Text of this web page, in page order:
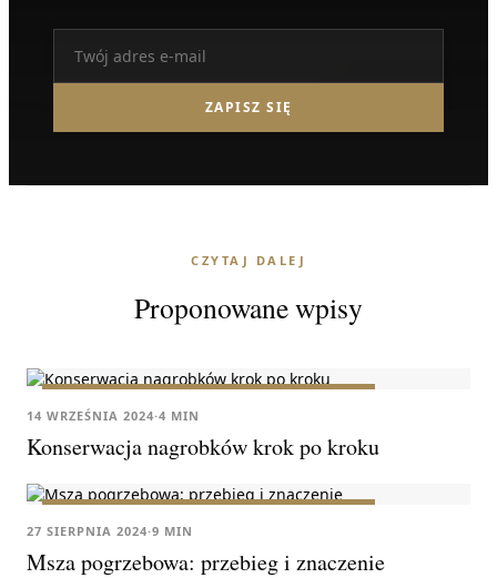
ZAPISZ SIĘ
CZYTAJ DALEJ
Proponowane wpisy
14 WRZEŚNIA 2024·4 MIN
Konserwacja nagrobków krok po kroku
27 SIERPNIA 2024·9 MIN
Msza pogrzebowa: przebieg i znaczenie